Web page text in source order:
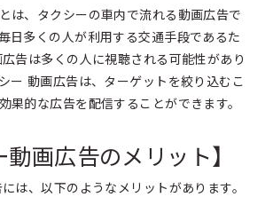
は、タクシーの車内で流れる動画広告で
日多くの人が利用する交通手段であるた
告は多くの人に視聴される可能性があり
ー 動画広告は、ターゲットを絞り込むこ
果的な広告を配信することができます。
動画広告のメリット】
は、以下のようなメリットがあります。